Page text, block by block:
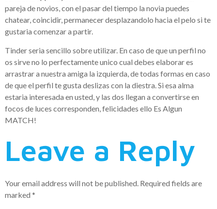
pareja de novios, con el pasar del tiempo la novia puedes
chatear, coincidir, permanecer desplazandolo hacia el pelo si te
gustaria comenzar a partir.
Tinder seri­a sencillo sobre utilizar. En caso de que un perfil no
os sirve no lo perfectamente unico cual debes elaborar es
arrastrar a nuestra amiga la izquierda, de todas formas en caso
de que el perfil te gusta deslizas con la diestra. Si esa alma
estaria interesada en usted, y las dos llegan a convertirse en
focos de luces corresponden, felicidades ello Es Algun
MATCH!
Leave a Reply
Your email address will not be published. Required fields are
marked *